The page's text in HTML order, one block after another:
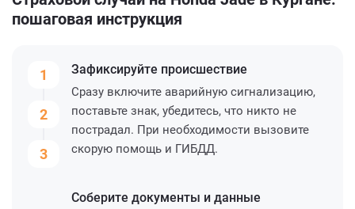
пошаговая инструкция
1
2
3
Зафиксируйте происшествие
Сразу включите аварийную сигнализацию,
поставьте знак, убедитесь, что никто не
пострадал. При необходимости вызовите
скорую помощь и ГИБДД.
Соберите документы и данные